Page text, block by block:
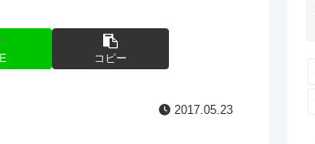
コピー
2017.05.23